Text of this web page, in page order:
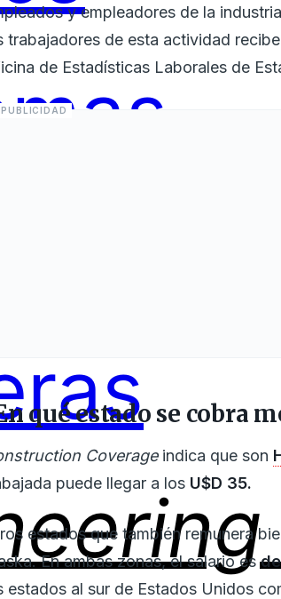
y empleadores de la
trabajadores de esta actividad
de Estadísticas Laborales de
qué estado se cobra
Coverageindica que son
puede llegar a los U$D 35.
estados que también remunera
En ambas zonas, el salario es
estados al sur de Estados Unidos